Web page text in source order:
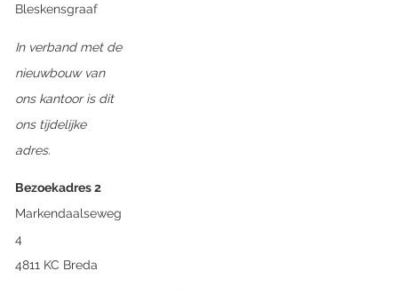
Bleskensgraaf
In verband met de
nieuwbouw van
ons kantoor is dit
ons tijdelijke
adres.
Bezoekadres 2
Markendaalseweg
4
4811 KC Breda